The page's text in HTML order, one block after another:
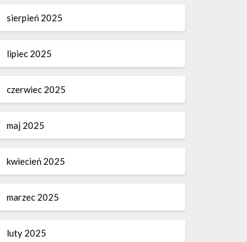
sierpień 2025
lipiec 2025
czerwiec 2025
maj 2025
kwiecień 2025
marzec 2025
luty 2025